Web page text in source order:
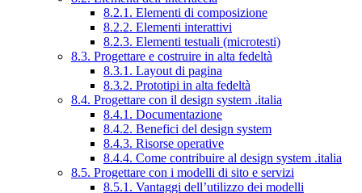
8.2.1. Elementi di composizione
8.2.2. Elementi interattivi
8.2.3. Elementi testuali (microtesti)
8.3. Progettare e costruire in alta fedeltà
8.3.1. Layout di pagina
8.3.2. Prototipi in alta fedeltà
8.4. Progettare con il design system .italia
8.4.1. Documentazione
8.4.2. Benefici del design system
8.4.3. Risorse operative
8.4.4. Come contribuire al design system .italia
8.5. Progettare con i modelli di sito e servizi
8.5.1. Vantaggi dell’utilizzo dei modelli